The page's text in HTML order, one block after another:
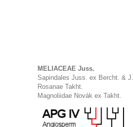
MELIACEAE Juss.
Sapindales Juss. ex Bercht. &
Rosanae Takht.
Magnoliidae Novák ex Takht.